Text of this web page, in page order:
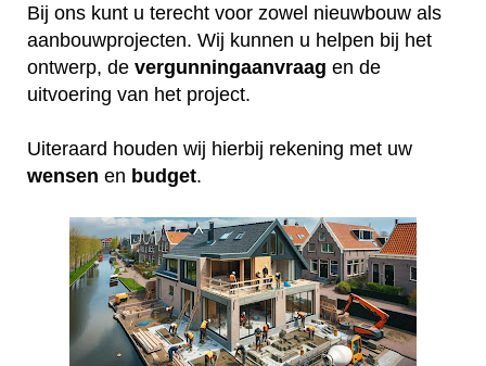
Bij ons kunt u terecht voor zowel nieuwbouw als
aanbouwprojecten. Wij kunnen u helpen bij het
ontwerp, de vergunningaanvraag en de
uitvoering van het project.
Uiteraard houden wij hierbij rekening met uw
wensen en budget.